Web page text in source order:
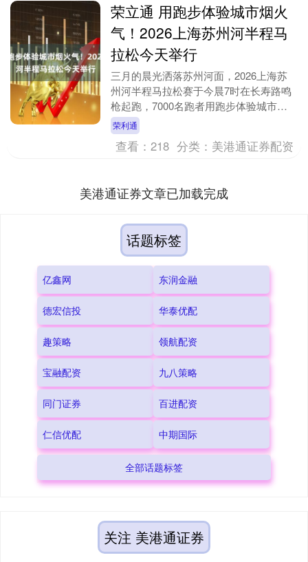
荣立通 用跑步体验城市烟火
气！2026上海苏州河半程马
拉松今天举行
三月的晨光洒落苏州河面，2026上海苏
州河半程马拉松赛于今晨7时在长寿路鸣
枪起跑，7000名跑者用跑步体验城市的
烟火气。这条见证百年变迁的河流，以独
有的市井温情....
荣利通
查看：218 分类： 美港通证券配资
美港通证券文章已加载完成
话题标签
亿鑫网 东润金融
德宏信投 华泰优配
趣策略 领航配资
宝融配资 九八策略
同门证券 百进配资
仁信优配 中期国际
全部话题标签
关注 美港通证券